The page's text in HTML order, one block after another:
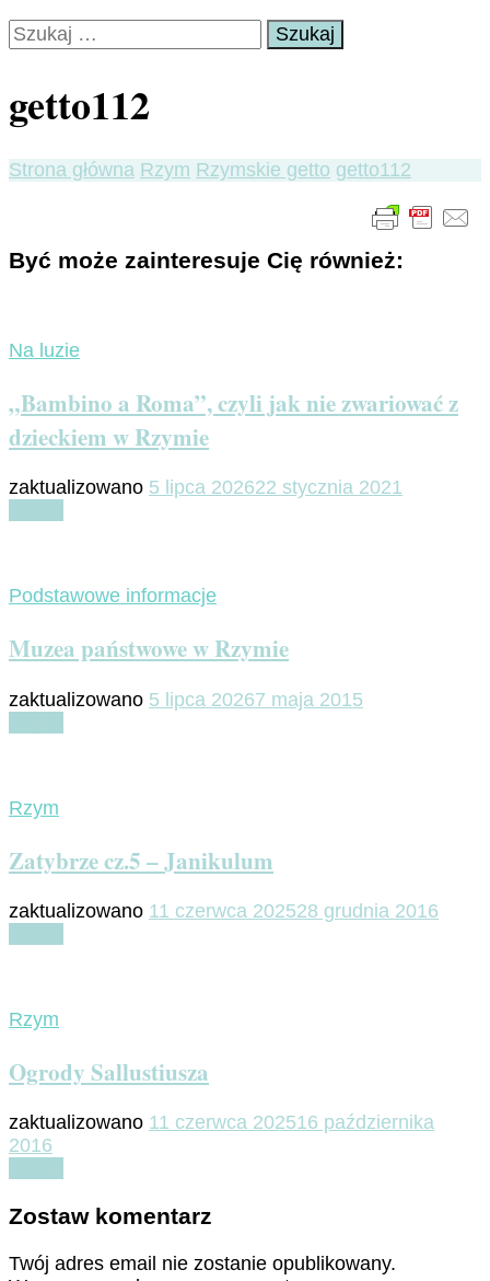
Szukaj:
getto112
Strona główna Rzym Rzymskie getto getto112
Być może zainteresuje Cię również:
Na luzie
„Bambino a Roma”, czyli jak nie zwariować z
dzieckiem w Rzymie
zaktualizowano 5 lipca 202622 stycznia 2021
Podstawowe informacje
Muzea państwowe w Rzymie
zaktualizowano 5 lipca 20267 maja 2015
Rzym
Zatybrze cz.5 – Janikulum
zaktualizowano 11 czerwca 202528 grudnia 2016
Rzym
Ogrody Sallustiusza
zaktualizowano 11 czerwca 202516 października
2016
Zostaw komentarz
Twój adres email nie zostanie opublikowany.